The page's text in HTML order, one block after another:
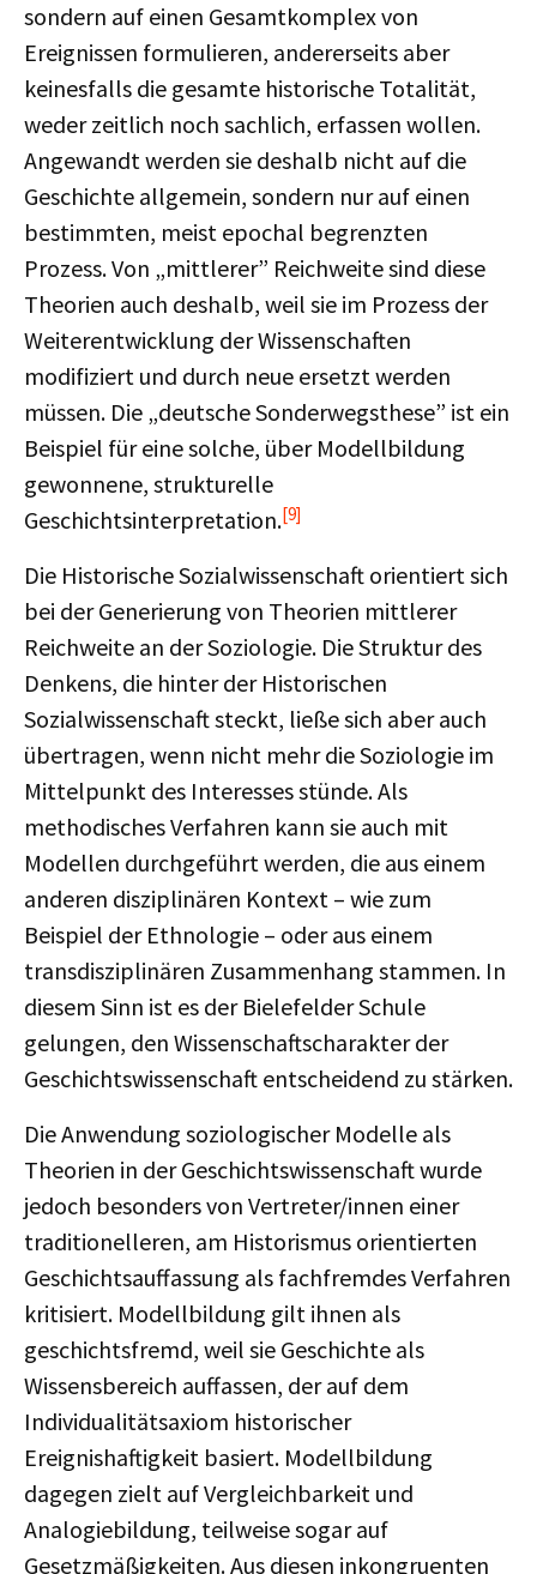
sondern auf einen Gesamtkomplex von
Ereignissen formulieren, andererseits aber
keinesfalls die gesamte historische Totalität,
weder zeitlich noch sachlich, erfassen wollen.
Angewandt werden sie deshalb nicht auf die
Geschichte allgemein, sondern nur auf einen
bestimmten, meist epochal begrenzten
Prozess. Von „mittlerer” Reichweite sind diese
Theorien auch deshalb, weil sie im Prozess der
Weiterentwicklung der Wissenschaften
modifiziert und durch neue ersetzt werden
müssen. Die „deutsche Sonderwegsthese” ist ein
Beispiel für eine solche, über Modellbildung
gewonnene, strukturelle
Geschichtsinterpretation.[9]
Die Historische Sozialwissenschaft orientiert sich
bei der Generierung von Theorien mittlerer
Reichweite an der Soziologie. Die Struktur des
Denkens, die hinter der Historischen
Sozialwissenschaft steckt, ließe sich aber auch
übertragen, wenn nicht mehr die Soziologie im
Mittelpunkt des Interesses stünde. Als
methodisches Verfahren kann sie auch mit
Modellen durchgeführt werden, die aus einem
anderen disziplinären Kontext – wie zum
Beispiel der Ethnologie – oder aus einem
transdisziplinären Zusammenhang stammen. In
diesem Sinn ist es der Bielefelder Schule
gelungen, den Wissenschaftscharakter der
Geschichtswissenschaft entscheidend zu stärken.
Die Anwendung soziologischer Modelle als
Theorien in der Geschichtswissenschaft wurde
jedoch besonders von Vertreter/innen einer
traditionelleren, am Historismus orientierten
Geschichtsauffassung als fachfremdes Verfahren
kritisiert. Modellbildung gilt ihnen als
geschichtsfremd, weil sie Geschichte als
Wissensbereich auffassen, der auf dem
Individualitätsaxiom historischer
Ereignishaftigkeit basiert. Modellbildung
dagegen zielt auf Vergleichbarkeit und
Analogiebildung, teilweise sogar auf
Gesetzmäßigkeiten. Aus diesen inkongruenten